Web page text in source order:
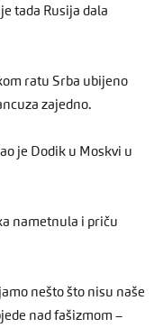
tada Rusija dala
ratu Srba ubijeno
zajedno.
je Dodik u Moskvi u
nametnula i priču
nešto što nisu naše
nad fašizmom –